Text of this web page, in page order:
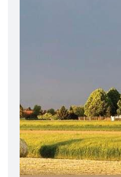
Proračun - Költségvetés
Lokalne volitve